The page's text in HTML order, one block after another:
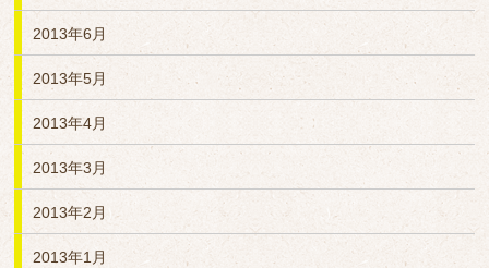
2013年6月
2013年5月
2013年4月
2013年3月
2013年2月
2013年1月